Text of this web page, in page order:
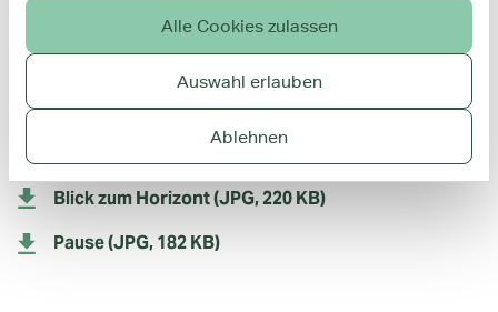
Alle Cookies zulassen
Auswahl erlauben
Ablehnen
Gerader Weg (JPG, 1 MB)
Einfach mal raus (JPG, 1 MB)
Blick zum Horizont (JPG, 220 KB)
Pause (JPG, 182 KB)